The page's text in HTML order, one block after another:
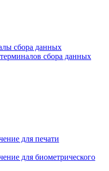
сбора данных
сбора данных
для печати
для биометрического